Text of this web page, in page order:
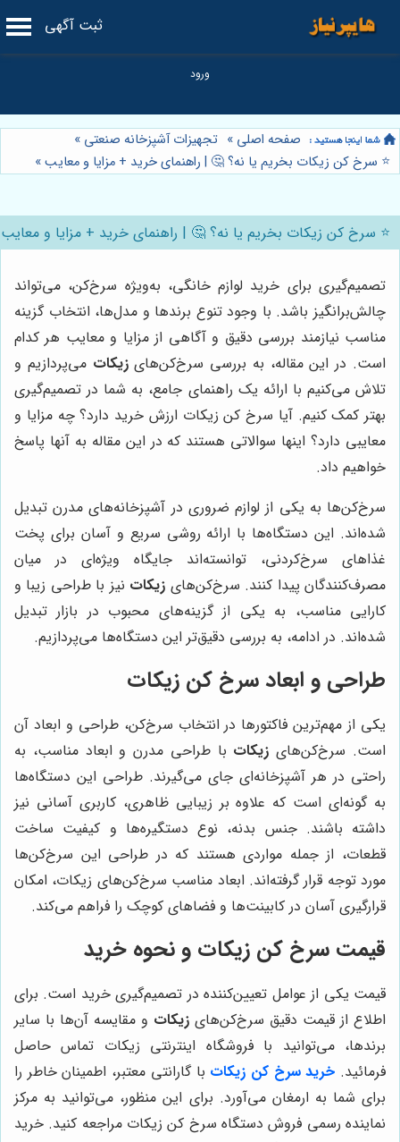
ثبت آگهی
صفحه اصلی » تجهیزات آشپزخانه صنعتی »
⭐️ سرخ کن زیکات بخریم یا نه؟ 🤔 | راهنمای خرید + مزایا و معایب»
⭐️ سرخ کن زیکات بخریم یا نه؟ 🤔 | راهنمای خرید + مزایا و معایب
تصمیم‌گیری برای خرید لوازم خانگی، به‌ویژه سرخ‌کن، می‌تواند
چالش‌برانگیز باشد. با وجود تنوع برندها و مدل‌ها، انتخاب گزینه
مناسب نیازمند بررسی دقیق و آگاهی از مزایا و معایب هر کدام
است. در این مقاله، به بررسی سرخ‌کن‌هایزیکات می‌پردازیم و
تلاش می‌کنیم با ارائه یک راهنمای جامع، به شما در تصمیم‌گیری
بهتر کمک کنیم. آیا سرخ کن زیکات ارزش خرید دارد؟ چه مزایا و
معایبی دارد؟ اینها سوالاتی هستند که در این مقاله به آنها پاسخ
خواهیم داد.
سرخ‌کن‌ها به یکی از لوازم ضروری در آشپزخانه‌های مدرن تبدیل
شده‌اند. این دستگاه‌ها با ارائه روشی سریع و آسان برای پخت
غذاهای سرخ‌کردنی، توانسته‌اند جایگاه ویژه‌ای در میان
مصرف‌کنندگان پیدا کنند. سرخ‌کن‌های زیکات نیز با طراحی زیبا و
کارایی مناسب، به یکی از گزینه‌های محبوب در بازار تبدیل
شده‌اند. در ادامه، به بررسی دقیق‌تر این دستگاه‌ها می‌پردازیم.
طراحی و ابعاد سرخ کن زیکات
یکی از مهم‌ترین فاکتورها در انتخاب سرخ‌کن، طراحی و ابعاد آن
است. سرخ‌کن‌های زیکات با طراحی مدرن و ابعاد مناسب، به
راحتی در هر آشپزخانه‌ای جای می‌گیرند. طراحی این دستگاه‌ها
به گونه‌ای است که علاوه بر زیبایی ظاهری، کاربری آسانی نیز
داشته باشند. جنس بدنه، نوع دستگیره‌ها و کیفیت ساخت
قطعات، از جمله مواردی هستند که در طراحی این سرخ‌کن‌ها
مورد توجه قرار گرفته‌اند. ابعاد مناسب سرخ‌کن‌های زیکات، امکان
قرارگیری آسان در کابینت‌ها و فضاهای کوچک را فراهم می‌کند.
قیمت سرخ کن زیکات و نحوه خرید
قیمت یکی از عوامل تعیین‌کننده در تصمیم‌گیری خرید است. برای
اطلاع از قیمت دقیق سرخ‌کن‌های زیکات و مقایسه آن‌ها با سایر
برندها، می‌توانید با فروشگاه اینترنتی زیکات تماس حاصل
فرمائید. خرید سرخ کن زیکات با گارانتی معتبر، اطمینان خاطر را
برای شما به ارمغان می‌آورد. برای این منظور، می‌توانید به مرکز
نماینده رسمی فروش دستگاه سرخ کن زیکات مراجعه کنید. خرید